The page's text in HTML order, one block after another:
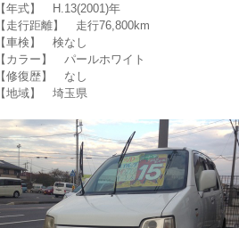
【年式】 H.13(2001)年
【走行距離】 走行76,800km
【車検】 検なし
【カラー】 パールホワイト
【修復歴】 なし
【地域】 埼玉県